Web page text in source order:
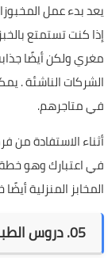
يعد بدء عمل
إذا كنت تستمتع
مغري ولكن أيضًا
الشركات الناشئة .
في متاجرهم.
أثناء الاستفادة
في اعتبارك وهو خطة
المخابز المنزلية
05. دروس الطبخ